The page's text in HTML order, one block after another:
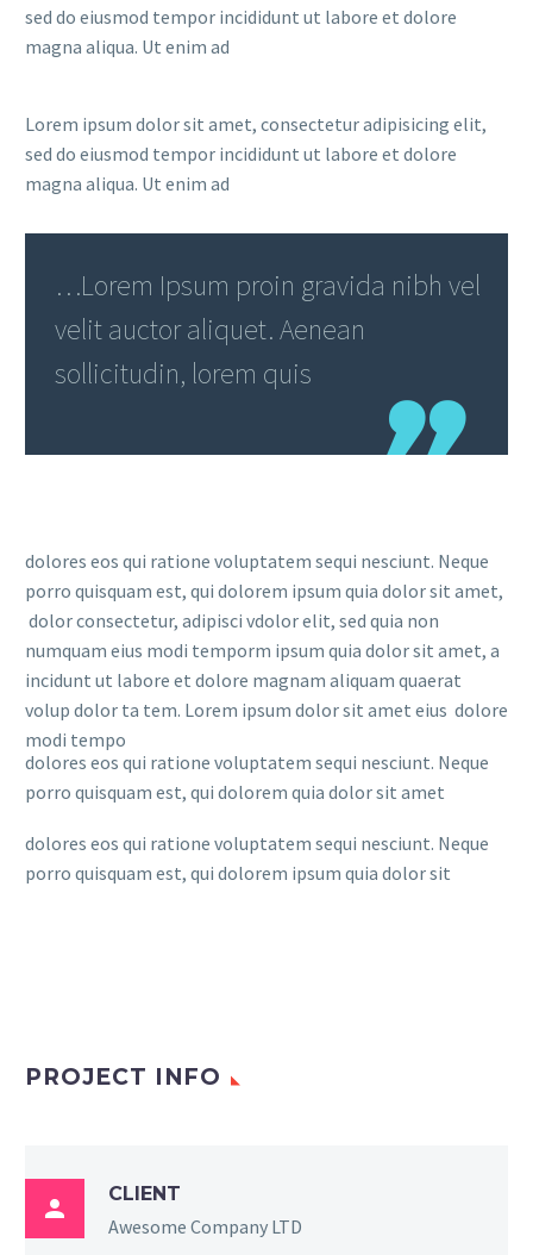
sed do eiusmod tempor incididunt ut labore et dolore
magna aliqua. Ut enim ad
Lorem ipsum dolor sit amet, consectetur adipisicing elit,
sed do eiusmod tempor incididunt ut labore et dolore
magna aliqua. Ut enim ad
…Lorem Ipsum proin gravida nibh vel
velit auctor aliquet. Aenean
sollicitudin, lorem quis
dolores eos qui ratione voluptatem sequi nesciunt. Neque
porro quisquam est, qui dolorem ipsum quia dolor sit amet,
dolor consectetur, adipisci vdolor elit, sed quia non
numquam eius modi temporm ipsum quia dolor sit amet, a
incidunt ut labore et dolore magnam aliquam quaerat
volup dolor ta tem. Lorem ipsum dolor sit amet eius dolore
modi tempo
dolores eos qui ratione voluptatem sequi nesciunt. Neque
porro quisquam est, qui dolorem quia dolor sit amet
dolores eos qui ratione voluptatem sequi nesciunt. Neque
porro quisquam est, qui dolorem ipsum quia dolor sit
PROJECT INFO

CLIENT
Awesome Company LTD